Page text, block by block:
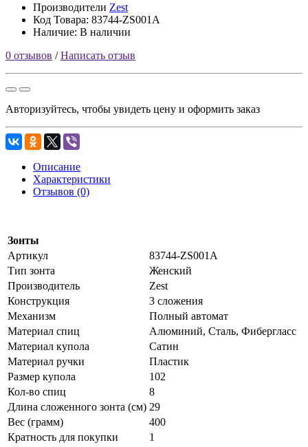
Производители Zest
Код Товара: 83744-ZS001A
Наличие: В наличии
0 отзывов /Написать отзыв
Авторизуйтесь, чтобы увидеть цену и оформить заказ
Описание
Характеристики
Отзывов (0)
Зонты
Артикул
83744-ZS001A
Тип зонта
Женский
Производитель
Zest
Конструкция
3 сложения
Механизм
Полный автомат
Материал спиц
Алюминий, Сталь, Фибергласс
Материал купола
Сатин
Материал ручки
Пластик
Размер купола
102
Кол-во спиц
8
Длина сложенного зонта (см) 29
Вес (грамм)
400
Кратность для покупки
1